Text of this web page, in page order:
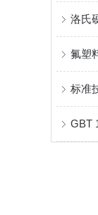
洛氏
氟塑
标准